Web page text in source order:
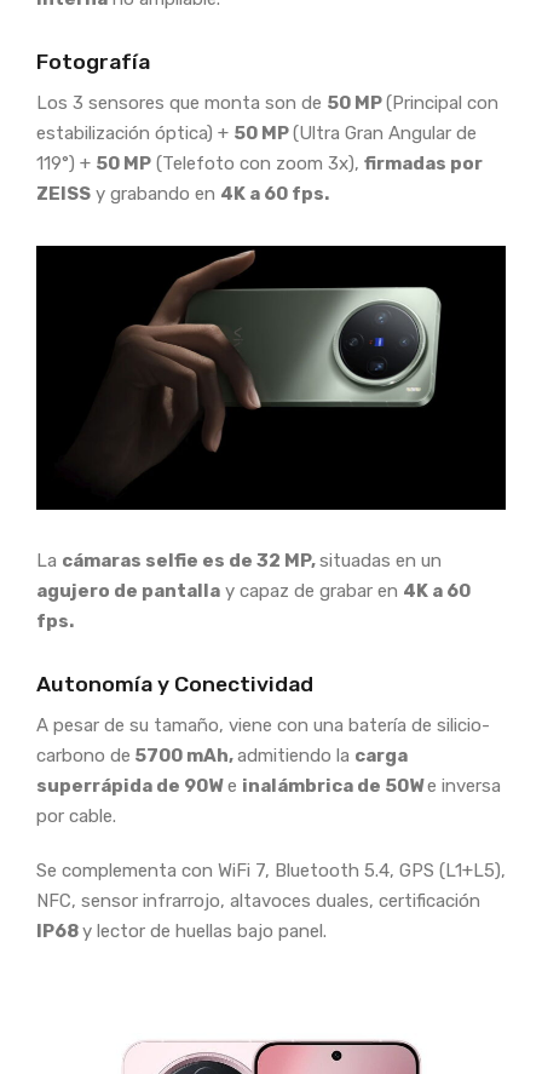
Fotografía
Los 3 sensores que monta son de 50 MP(Principal con
estabilización óptica) + 50 MP(Ultra Gran Angular de
119°) + 50 MP (Telefoto con zoom 3x), firmadas por
ZEISS y grabando en 4K a 60 fps.
La cámaras selfie es de 32 MP,situadas en un
agujero de pantalla y capaz de grabar en 4K a 60
fps.
Autonomía y Conectividad
A pesar de su tamaño, viene con una batería de silicio-
carbono de 5700 mAh,admitiendo la carga
superrápida de 90We inalámbrica de 50We inversa
por cable.
Se complementa con WiFi 7, Bluetooth 5.4, GPS (L1+L5),
NFC, sensor infrarrojo, altavoces duales, certificación
IP68y lector de huellas bajo panel.